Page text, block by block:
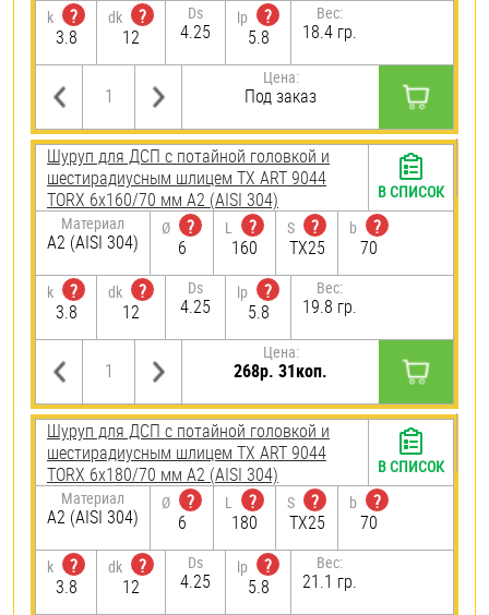
k
?
3.8
dk
?
12
Ds
4.25
lp
?
5.8
Вес:
18.4 гр.
Цена:
Под заказ
Шуруп для ДСП с потайной головкой и
шестирадиусным шлицем TX ART 9044
TORX 6х160/70 мм А2 (AISI 304)
Материал
А2 (AISI 304)
Ø
?
6
L
?
160
S
?
TX25
b
?
70
k
?
3.8
dk
?
12
Ds
4.25
lp
?
5.8
Вес:
19.8 гр.
Цена:
268р. 31коп.
В СПИСОК
Шуруп для ДСП с потайной головкой и
шестирадиусным шлицем TX ART 9044
TORX 6х180/70 мм А2 (AISI 304)
Материал
А2 (AISI 304)
Ø
?
6
L
?
180
S
?
TX25
b
?
70
k
?
3.8
dk
?
12
Ds
4.25
lp
?
5.8
Вес:
21.1 гр.
В СПИСОК